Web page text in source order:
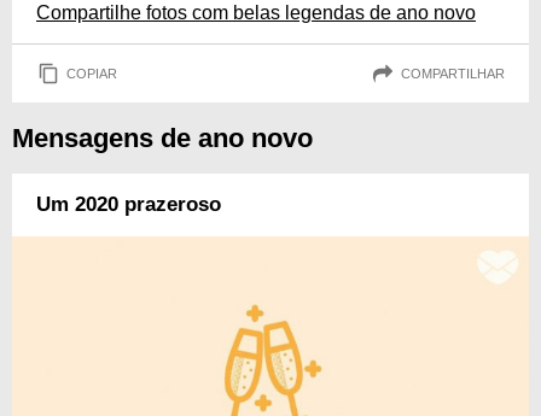
Compartilhe fotos com belas legendas de ano novo
COPIAR COMPARTILHAR
Mensagens de ano novo
Um 2020 prazeroso